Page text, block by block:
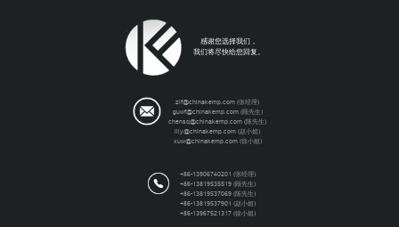
感谢您选择我们，
我们将尽快给您回复。
zlf@chinakemp.com (张经理)
guwf@chinakemp.com (顾先生)
chensq@chinakemp.com (陈先生)
lily@chinakemp.com (赵小姐)
xuw@chinakemp.com (徐小姐)
+86-13906740201 (张经理)
+86-13819535519 (顾先生)
+86-13819537069 (陈先生)
+86-13819537901 (赵小姐)
+86-13967521317 (徐小姐)